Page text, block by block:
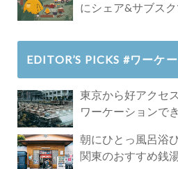
にシェア&サブス
EDITOR’S PICKS #ワーケ
東京から好アクセ
ワーケーションで
朝にひとっ風呂浴
関東のおすすめ銭